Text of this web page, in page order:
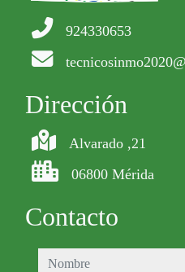
924330653
Dirección
Alvarado ,21
06800 Mérida
Contacto
nombre